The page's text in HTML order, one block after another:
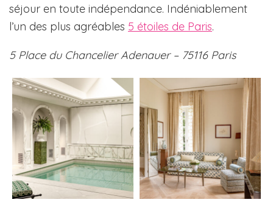
séjour en toute indépendance. Indéniablement
l’un des plus agréables 5 étoiles de Paris.
5 Place du Chancelier Adenauer – 75116 Paris